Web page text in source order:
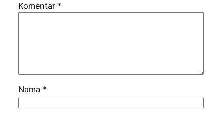
Komentar *
Nama *